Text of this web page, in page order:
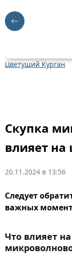
Цветущий Курган
Скупка
влияет на
20.11.2024 в 13:56
Следует
важных
Что влияет